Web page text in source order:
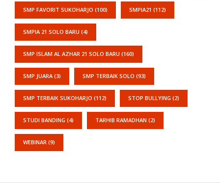
SMP FAVORIT SUKOHARJO (100) SMPIA21 (112)
SMPIA 21 SOLO BARU (4)
SMP ISLAM AL AZHAR 21 SOLO BARU (160)
SMP JUARA (3) SMP TERBAIK SOLO (93)
SMP TERBAIK SUKOHARJO (112) STOP BULLYING (2)
STUDI BANDING (4) TARHIB RAMADHAN (2)
WEBINAR (9)